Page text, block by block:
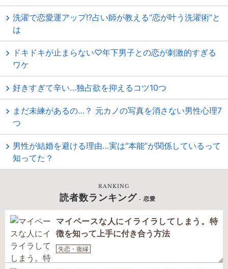
洗濯で恋愛運アップ!?占い師が教える“恋が叶う洗濯術”と
は
ドキドキが止まらない♡年下男子との恋が刺激的すぎる
ワケ
好きすぎて辛い…独占欲を抑えるコツ10つ
まだ未練があるの…？ 元カノの写真を消さない男性心理7
つ
男性が結婚を避ける理由…実は“本能”が関係しているって
知ってた？
RANKING
読者数ランキング - 恋愛
マイペースな人にイライラしてしまう。特
徴を知って上手に付き合う方法
失恋・復縁